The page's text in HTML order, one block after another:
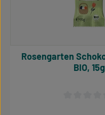
Rosengarten Schoko-Oster-Lolly,
BIO, 15g